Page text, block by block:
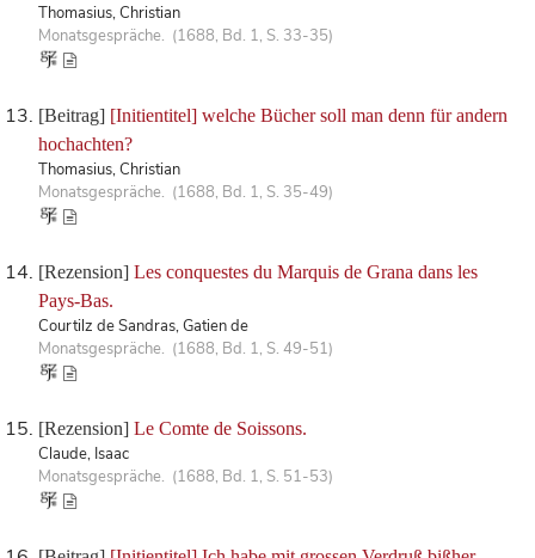
Thomasius, Christian
Monatsgespräche. (1688, Bd. 1, S. 33-35)
[Beitrag] [Initientitel] welche Bücher soll man denn für andern
hochachten?
Thomasius, Christian
Monatsgespräche. (1688, Bd. 1, S. 35-49)
[Rezension] Les conquestes du Marquis de Grana dans les
Pays-Bas.
Courtilz de Sandras, Gatien de
Monatsgespräche. (1688, Bd. 1, S. 49-51)
[Rezension] Le Comte de Soissons.
Claude, Isaac
Monatsgespräche. (1688, Bd. 1, S. 51-53)